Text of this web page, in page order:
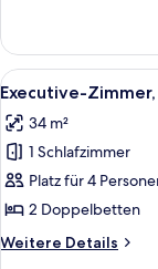
Zimmer,
1 King-
Bett
Alle
Fotos
für
Executive-
Zimmer,
2 Doppelbetten
anzeigen
6
Executive-
34 m²
1 Schlafzimmer
Platz für 4
2 Doppelbetten
Weitere Details
Weitere